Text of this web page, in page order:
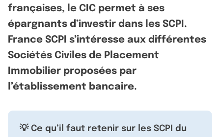
françaises, le CIC permet à ses
épargnants d’investir dans les SCPI.
France SCPI s’intéresse aux différentes
Sociétés Civiles de Placement
Immobilier proposées par
l’établissement bancaire.
💡 Ce qu’il faut retenir sur les SCPI du